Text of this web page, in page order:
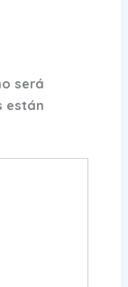
será
están